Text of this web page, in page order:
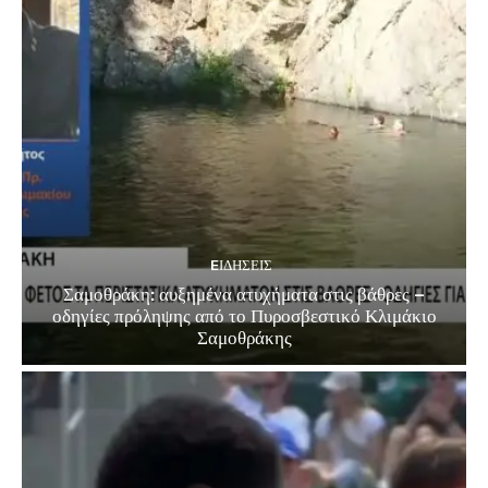
EΙΔΗΣΕΙΣ
Σαμοθράκη: αυξημένα ατυχήματα στις βάθρες –
οδηγίες πρόληψης από το Πυροσβεστικό Κλιμάκιο
Σαμοθράκης